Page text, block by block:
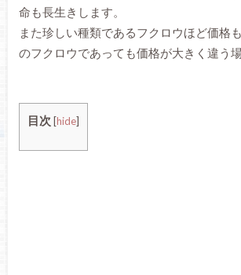
命も長生きします。
また珍しい種類であるフクロウほど価格
のフクロウであっても価格が大きく違う
目次 [hide]